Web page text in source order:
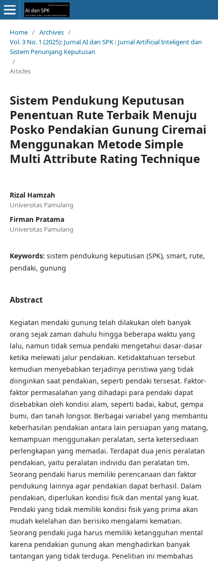
Home / Archives /
Vol. 3 No. 1 (2025): Jurnal AI dan SPK : Jurnal Artificial Inteligent dan
Sistem Penunjang Keputusan
/
Articles
Sistem Pendukung Keputusan
Penentuan Rute Terbaik Menuju
Posko Pendakian Gunung Ciremai
Menggunakan Metode Simple
Multi Attribute Rating Technique
Rizal Hamzah
Universitas Pamulang
Firman Pratama
Universitas Pamulang
Keywords: sistem pendukung keputusan (SPK), smart, rute,
pendaki, gunung
Abstract
Kegiatan mendaki gunung telah dilakukan oleh banyak
orang sejak zaman dahulu hingga beberapa waktu yang
lalu, namun tidak semua pendaki mengetahui dasar-dasar
ketika melewati jalur pendakian. Ketidaktahuan tersebut
kemudian menyebabkan terjadinya peristiwa yang tidak
diinginkan saat pendakian, seperti pendaki tersesat. Faktor-
faktor permasalahan yang dihadapi para pendaki dapat
disebabkan oleh kondisi alam, seperti badai, kabut, gempa
bumi, dan tanah longsor. Berbagai variabel yang membantu
keberhasilan pendakian antara lain persiapan yang matang,
kemampuan menggunakan peralatan, serta ketersediaan
perlengkapan yang memadai. Terdapat dua jenis peralatan
pendakian, yaitu peralatan individu dan peralatan tim.
Seorang pendaki harus memiliki perencanaan dan faktor
pendukung lainnya agar pendakian dapat berhasil. Dalam
pendakian, diperlukan kondisi fisik dan mental yang kuat.
Pendaki yang tidak memiliki kondisi fisik yang prima akan
mudah kelelahan dan berisiko mengalami kematian.
Seorang pendaki juga harus memiliki ketangguhan mental
karena pendakian gunung akan menghadirkan banyak
tantangan yang tidak terduga. Penelitian ini membahas